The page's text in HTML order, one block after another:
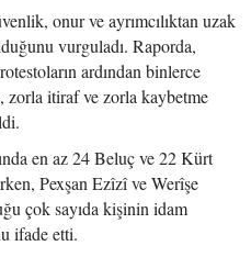
onur ve ayrımcılıktan uzak
vurguladı. Raporda,
ardından binlerce
zorla itiraf ve zorla kaybetme
en az 24 Beluç ve 22 Kürt
Pexşan Ezîzî ve Werîşe
çok sayıda kişinin idam
ifade etti.